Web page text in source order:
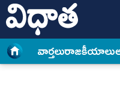
వార్త‌లురాజకీయాలు